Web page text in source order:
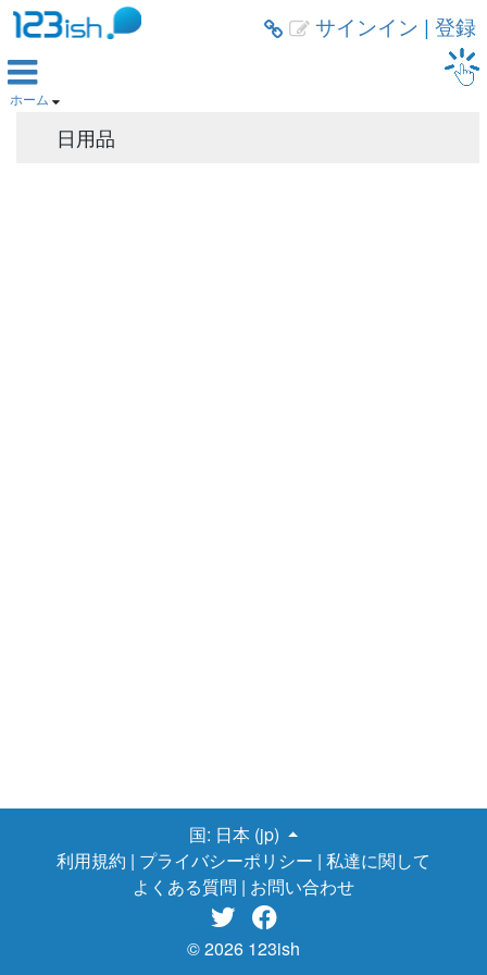
  サインイン | 登録

ホーム 
日用品
国: 日本 (jp)
利用規約 | プライバシーポリシー | 私達に関して
よくある質問 | お問い合わせ
 
© 2026 123ish